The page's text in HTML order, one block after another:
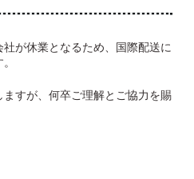
が休業となるため、国際配送に
すが、何卒ご理解とご協力を賜